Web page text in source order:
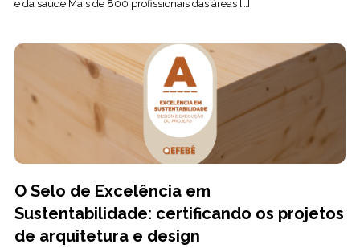
e da saúde Mais de 800 profissionais das áreas […]
O Selo de Excelência em
Sustentabilidade: certificando os projetos
de arquitetura e design